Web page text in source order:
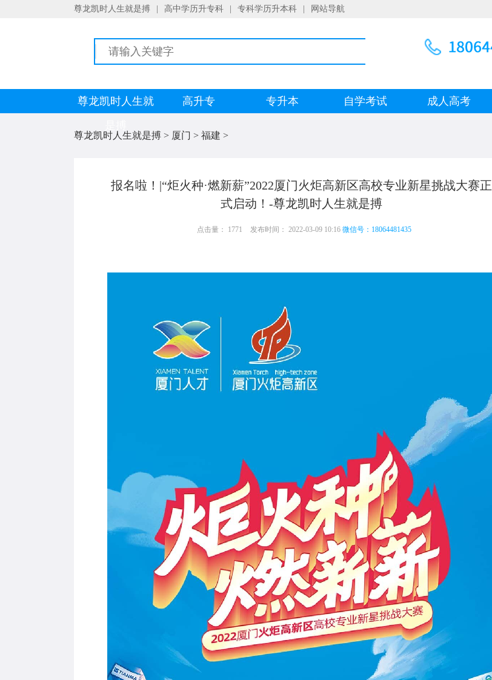
尊龙凯时人生就是搏 高中学历升专科 专科学历升本科 网站导航
尊龙凯时人生就
高升专 专升本 自学考试 成人高考
尊龙凯时人生就是搏 > 厦门 > 福建 >
报名啦！|“炬火种·燃新薪”2022厦门火炬高新区高校专业新星挑战大赛正
式启动！-尊龙凯时人生就是搏
点击量： 1771 发布时间： 2022-03-09 10:16 微信号：18064481435